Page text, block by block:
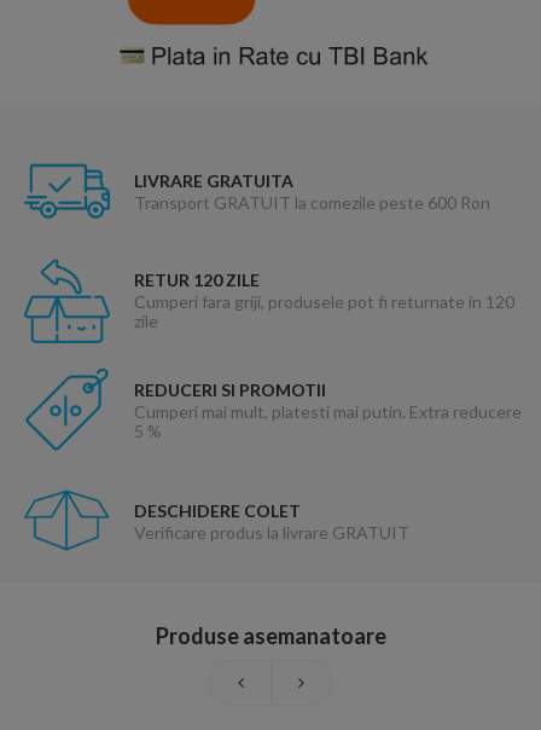
LIVRARE GRATUITA
Transport GRATUIT la comezile peste 600 Ron
RETUR 120 ZILE
Cumperi fara griji, produsele pot fi returnate in 120
zile
REDUCERI SI PROMOTII
Cumperi mai mult, platesti mai putin. Extra reducere
5 %
DESCHIDERE COLET
Verificare produs la livrare GRATUIT
Produse asemanatoare